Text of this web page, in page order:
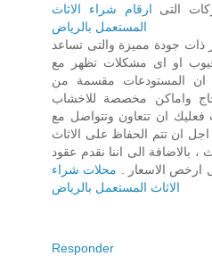
التى ارقام شراء الاثاث
المستعمل بالرياض
ذات جودة مميزة والتى تساعد
او اى مشكلات تظهر مع
ان المستودعات مقسمة من
واماكن مخصصة للاخشاب
فعليك ان تتعاون وتتواصل مع
ان تتم الحفاظ على الاثاث
الى اننا نقدم عقود
ارخص الاسعار . محلات شراء
الاثاث المستعمل بالرياض
Responder